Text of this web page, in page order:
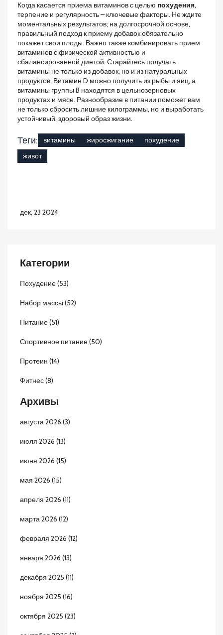
Когда касается приема витаминов с целью похудения,
терпение и регулярность – ключевые факторы. Не ждите
моментальных результатов; на долгосрочной основе,
правильный подход к приему добавок обязательно
покажет свои плоды. Важно также комбинировать прием
витаминов с физической активностью и
сбалансированной диетой. Старайтесь получать
витамины не только из добавок, но и из натуральных
продуктов. Витамин D можно получить из рыбы и яиц, а
витамины группы B находятся в цельнозерновых
продуктах и мясе. Разнообразие в питании поможет вам
не только сбросить лишние килограммы, но и выработать
устойчивый, здоровый образ жизни.
Теги: витамины жиросжигание
похудение
живот
дек, 23 2024
Категории
Похудение(53)
Набор массы (52)
Питание(51)
Спортивное питание(50)
Протеин (14)
Фитнес(8)
Архивы
августа 2026 (3)
июля 2026 (13)
июня 2026 (15)
мая 2026 (15)
апреля 2026 (11)
марта 2026 (12)
февраля 2026 (12)
января 2026 (13)
декабря 2025 (11)
ноября 2025 (16)
октября 2025 (23)